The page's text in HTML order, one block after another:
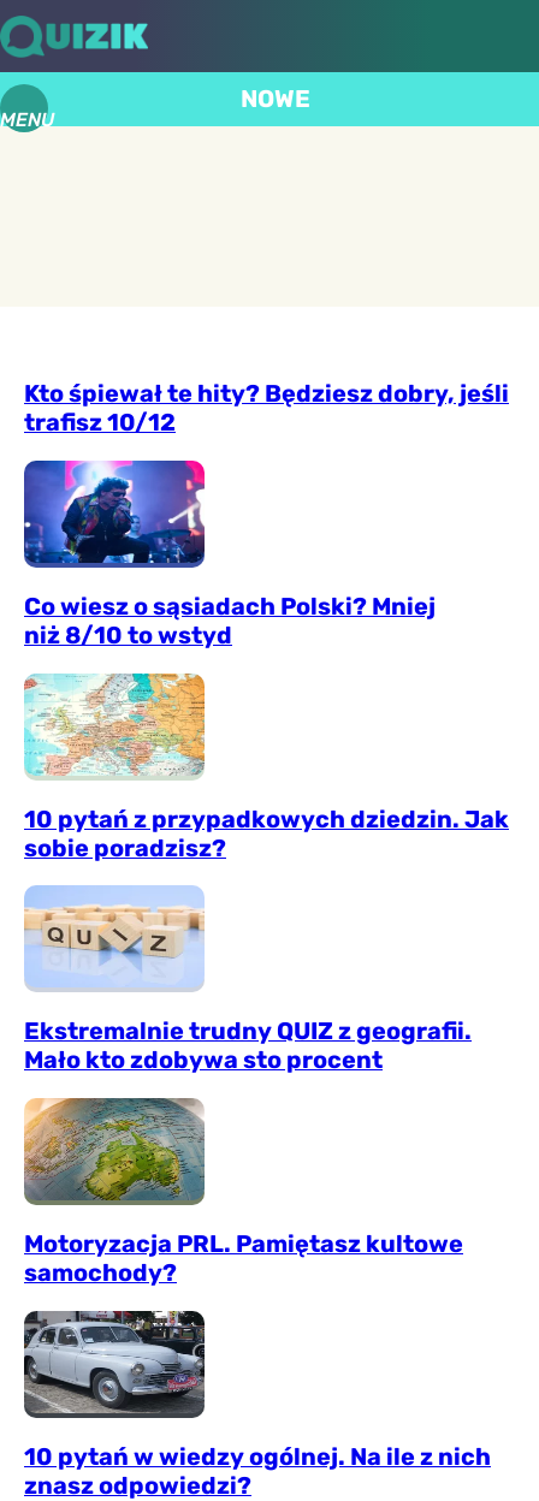
MENU
NOWE
Kto śpiewał te hity? Będziesz dobry, jeśli
trafisz 10/12
Co wiesz o sąsiadach Polski? Mniej
niż 8/10 to wstyd
10 pytań z przypadkowych dziedzin. Jak
sobie poradzisz?
Ekstremalnie trudny QUIZ z geografii.
Mało kto zdobywa sto procent
Motoryzacja PRL. Pamiętasz kultowe
samochody?
10 pytań w wiedzy ogólnej. Na ile z nich
znasz odpowiedzi?